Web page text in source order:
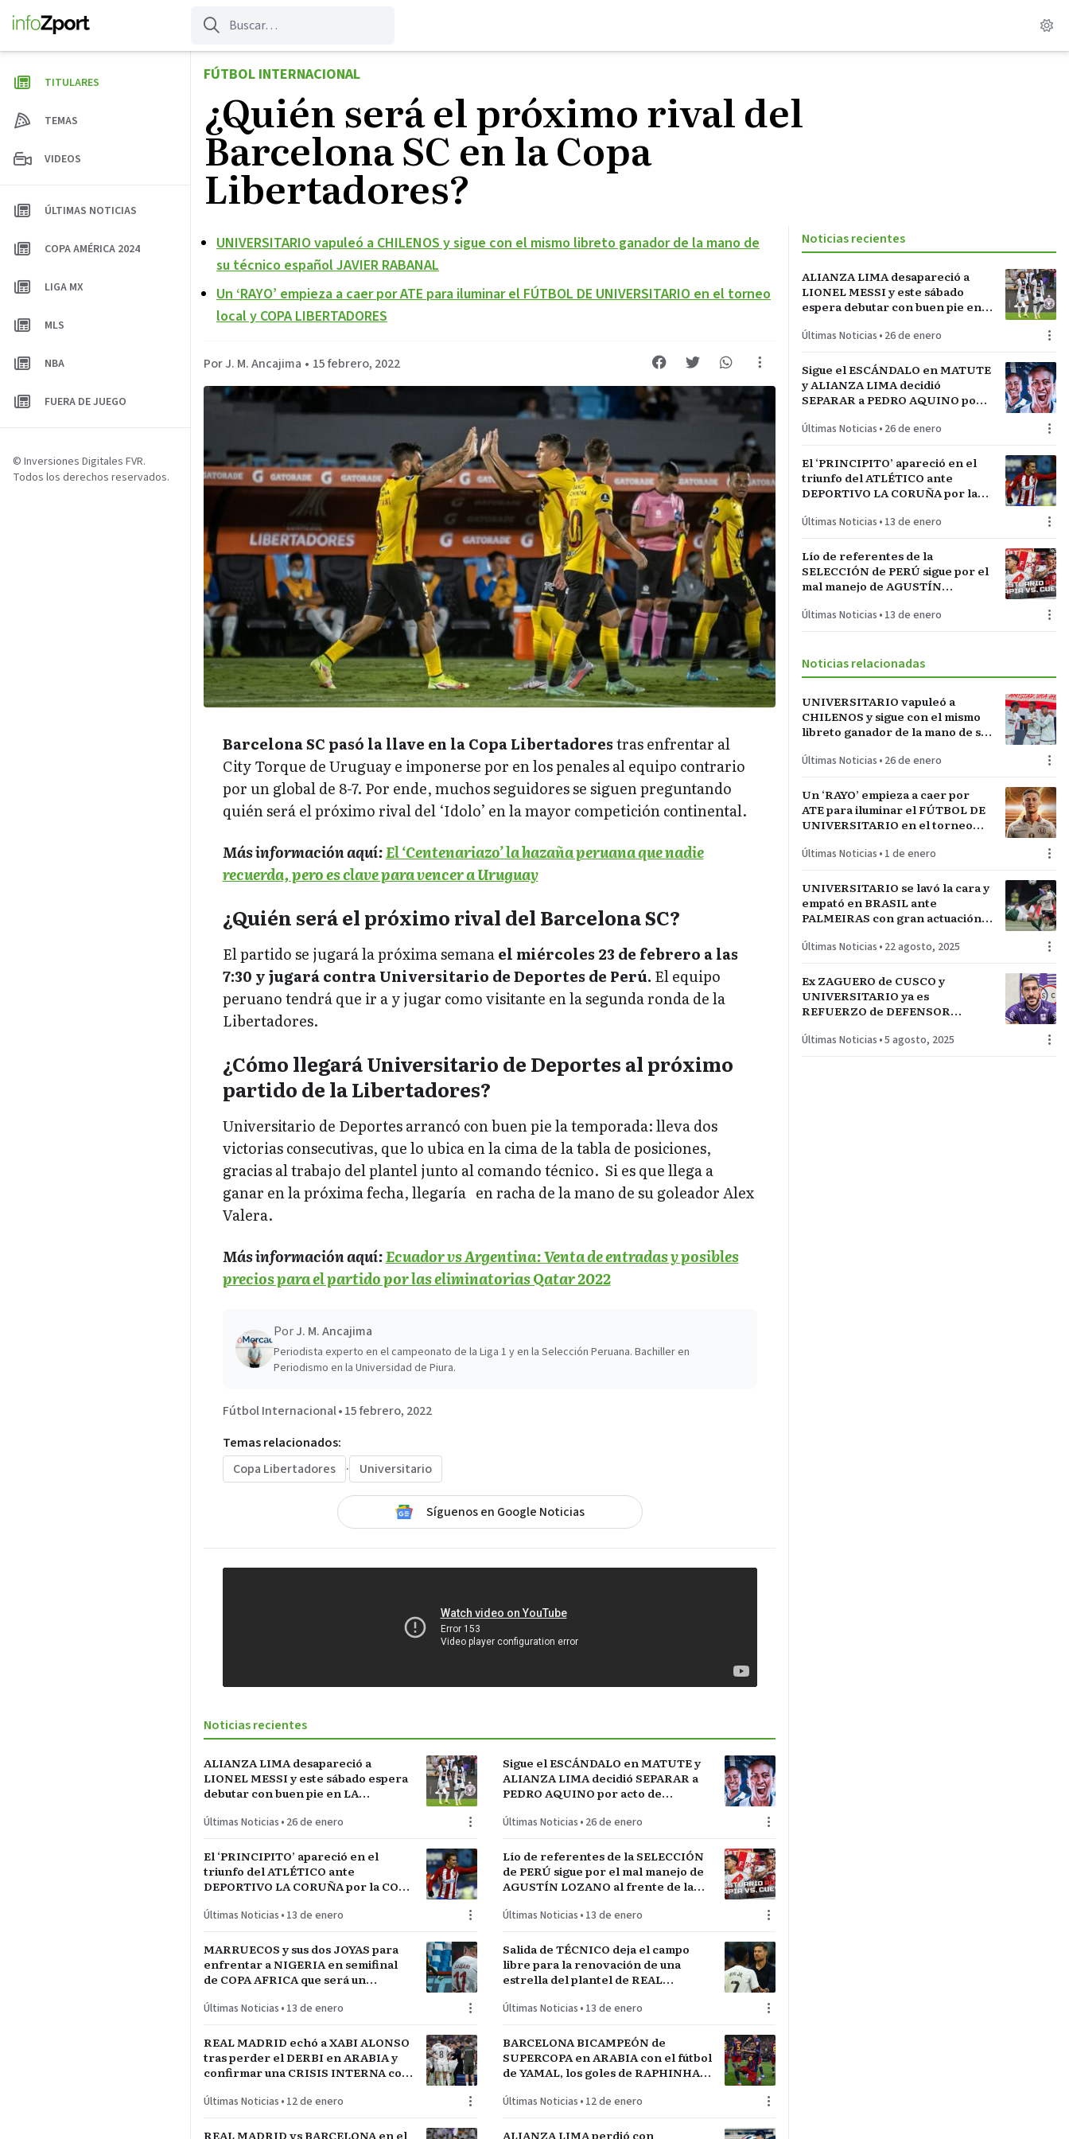
contenido
FÚTBOL INTERNACIONAL
¿Quién será el próximo rival del
Barcelona SC en la Copa
Libertadores?
UNIVERSITARIO vapuleó a CHILENOS y sigue con el mismo libreto ganador de la mano de
su técnico español JAVIER RABANAL
Un ‘RAYO’ empieza a caer por ATE para iluminar el FÚTBOL DE UNIVERSITARIO en el torneo
local y COPA LIBERTADORES
Por J. M. Ancajima • 15 febrero, 2022
Barcelona SC pasó la llave en la Copa Libertadorestras enfrentar al
City Torque de Uruguay e imponerse por en los penales al equipo contrario
por un global de 8-7. Por ende, muchos seguidores se siguen preguntando
quién será el próximo rival del ‘Idolo’ en la mayor competición continental.
Más información aquí:El ‘Centenariazo’ la hazaña peruana que nadie
recuerda, pero es clave para vencer a Uruguay
¿Quién será el próximo rival del Barcelona SC?
El partido se jugará la próxima semanael miércoles 23 de febrero a las
7:30 y jugará contra Universitario de Deportes de Perú. El equipo
peruano tendrá que ir a y jugar como visitante en la segunda ronda de la
Libertadores.
¿Cómo llegará Universitario de Deportes al próximo
partido de la Libertadores?
Universitario de Deportes arrancó con buen pie la temporada: lleva dos
victorias consecutivas, que lo ubica en la cima de la tabla de posiciones,
gracias al trabajo del plantel junto al comando técnico. Si es que llega a
ganar en la próxima fecha, llegaría en racha de la mano de su goleador Alex
Valera.
Más información aquí:Ecuador vs Argentina: Venta de entradas y posibles
precios para el partido por las eliminatorias Qatar 2022
PorJ. M. Ancajima
Periodista experto en el campeonato de la Liga 1 y en la Selección Peruana. Bachiller en
Periodismo en la Universidad de Piura.
Fútbol Internacional•15 febrero, 2022
Temas relacionados:
Copa Libertadores
· Universitario
Síguenos en Google Noticias
Noticias recientes
ALIANZA LIMA desapareció a
LIONEL MESSI y este sábado espera
debutar con buen pie en LA
Últimas Noticias • 26 de enero
Sigue el ESCÁNDALO en MATUTE y
ALIANZA LIMA decidió SEPARAR a
PEDRO AQUINO por acto de
Últimas Noticias • 26 de enero
El ‘PRINCIPITO’ apareció en el
triunfo del ATLÉTICO ante
DEPORTIVO LA CORUÑA por la COPA
Últimas Noticias • 13 de enero
Lío de referentes de la SELECCIÓN
de PERÚ sigue por el mal manejo de
AGUSTÍN LOZANO al frente de la
Últimas Noticias • 13 de enero
MARRUECOS y sus dos JOYAS para
enfrentar a NIGERIA en semifinal
de COPA AFRICA que será un
reservado
Últimas Noticias • 13 de enero
Salida de TÉCNICO deja el campo
libre para la renovación de una
estrella del plantel de REAL
Últimas Noticias • 13 de enero
REAL MADRID echó a XABI ALONSO
tras perder el DERBI en ARABIA y
confirmar una CRISIS INTERNA con
Últimas Noticias • 12 de enero
BARCELONA BICAMPEÓN de
SUPERCOPA en ARABIA con el fútbol
de YAMAL, los goles de RAPHINHA y
Últimas Noticias • 12 de enero
REAL MADRID vs BARCELONA en el
ALIANZA LIMA perdió con
Noticias recientes
ALIANZA LIMA desapareció a
LIONEL MESSI y este sábado
espera debutar con buen pie en
Últimas Noticias • 26 de enero
Sigue el ESCÁNDALO en MATUTE
y ALIANZA LIMA decidió
SEPARAR a PEDRO AQUINO por
MONTEVIDEO
Últimas Noticias • 26 de enero
El ‘PRINCIPITO’ apareció en el
triunfo del ATLÉTICO ante
DEPORTIVO LA CORUÑA por la
Últimas Noticias • 13 de enero
Lío de referentes de la
SELECCIÓN de PERÚ sigue por el
mal manejo de AGUSTÍN
FEDERACIÓN PERUANA de
Últimas Noticias • 13 de enero
Noticias relacionadas
UNIVERSITARIO vapuleó a
CHILENOS y sigue con el mismo
libreto ganador de la mano de su
RABANAL
Últimas Noticias • 26 de enero
Un ‘RAYO’ empieza a caer por
ATE para iluminar el FÚTBOL DE
UNIVERSITARIO en el torneo
Últimas Noticias • 1 de enero
UNIVERSITARIO se lavó la cara y
empató en BRASIL ante
PALMEIRAS con gran actuación
Últimas Noticias • 22 agosto, 2025
Ex ZAGUERO de CUSCO y
UNIVERSITARIO ya es
REFUERZO de DEFENSOR
todo el 2026
Últimas Noticias •5 agosto, 2025
TITULARES
TEMAS
VIDEOS
ÚLTIMAS NOTICIAS
COPA AMÉRICA 2024
LIGA MX
MLS
NBA
FUERA DE JUEGO
© Inversiones Digitales FVR.
Todos los derechos reservados.